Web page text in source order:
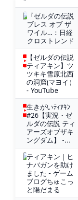
『ゼルダの伝説
ブレス オブ ザ
ワイル…：日経
クロストレンド
【ゼルダの伝説
ティアキン】ツ
ツキキ雪原北西
の洞窟(マヨイ）
- YouTube
生きがいﾃｨｱｷﾝ
#26【実況・ゼ
ルダの伝説 ティ
アーズオブザキ
ングダム】 -...
ティアキン｜ヒ
ナバガンを助け
ました - ゲーム
ブログちゅこっ
と陽だまる